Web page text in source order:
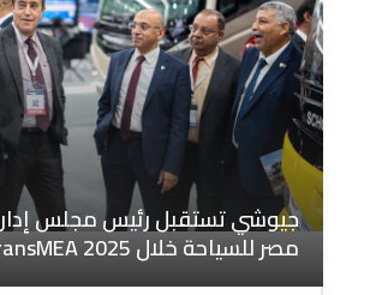
جيوشي تستقبل رئيس مجلس
مصر للسياحة خلال TransMEA 2025